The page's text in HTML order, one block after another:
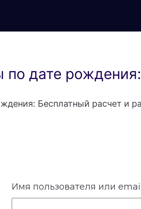
дате
Бесплатный расчет и
Имя пользователя или email